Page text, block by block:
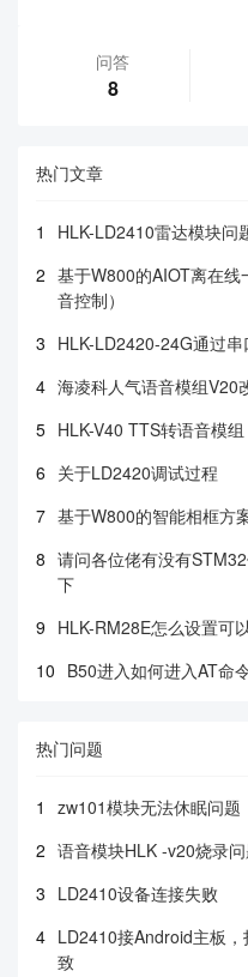
问答
8
热门文章
1
HLK-LD2410雷达模块问
2 基于W800的AIOT离在
音控制）
3 HLK-LD2420-24G通过
4 海凌科人气语音模组V20
5 HLK-V40 TTS转语音模
6 关于LD2420调试过程
7 基于W800的智能相框方
8 请问各位佬有没有
下
9 HLK-RM28E怎么设置可
10 B50进入如何进入AT命
热门问题
1
zw101模块无法休眠问题
2 语音模块HLK -v20烧录问
3 LD2410设备连接失败
4 LD2410接Android主板
致